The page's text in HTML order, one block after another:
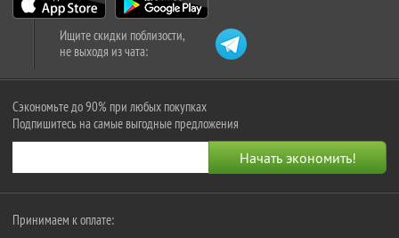
Ищите скидки поблизости,
не выходя из чата:
Сэкономьте до 90% при любых покупках
Подпишитесь на самые выгодные предложения
Принимаем к оплате: